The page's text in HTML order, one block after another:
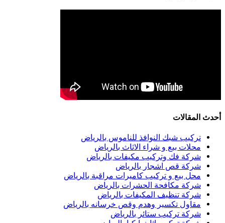
أحدث المقالات
تركيب شبك النوافذ للناموس بالرياض
محلات بيع و شراء الاثاث بالرياض
شركة فك وتركيب مكيفات بالرياض
شركة قص اشجار بالرياض
محل بيع و تركيب كاميرات مراقبة بالرياض
شركة مكافحة الحشرات بالرياض
شركة تنظيف المكيفات بالرياض
مقاول تكسير وهدم وقص خرسانه بالرياض
شركة تركيب ستائر بالرياض